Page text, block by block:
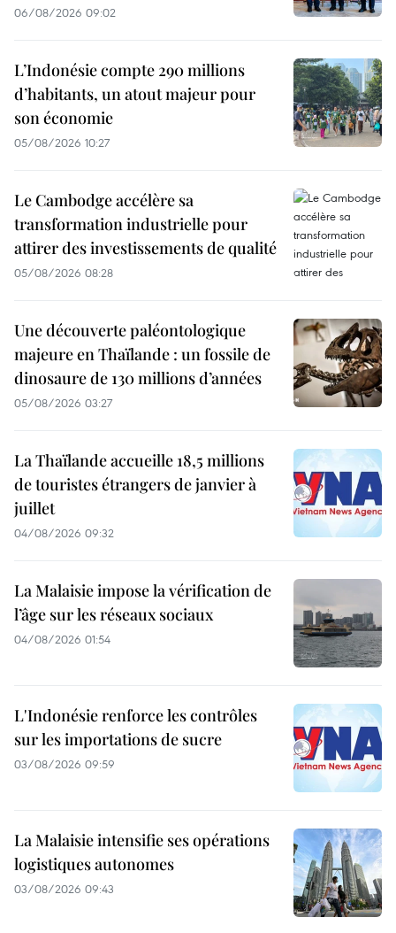
06/08/2026 09:02
L’Indonésie compte 290 millions
d’habitants, un atout majeur pour
son économie
05/08/2026 10:27
Le Cambodge accélère sa
transformation industrielle pour
attirer des investissements de qualité
05/08/2026 08:28
Une découverte paléontologique
majeure en Thaïlande : un fossile de
dinosaure de 130 millions d’années
05/08/2026 03:27
La Thaïlande accueille 18,5 millions
de touristes étrangers de janvier à
juillet
04/08/2026 09:32
La Malaisie impose la vérification de
l’âge sur les réseaux sociaux
04/08/2026 01:54
L'Indonésie renforce les contrôles
sur les importations de sucre
03/08/2026 09:59
La Malaisie intensifie ses opérations
logistiques autonomes
03/08/2026 09:43